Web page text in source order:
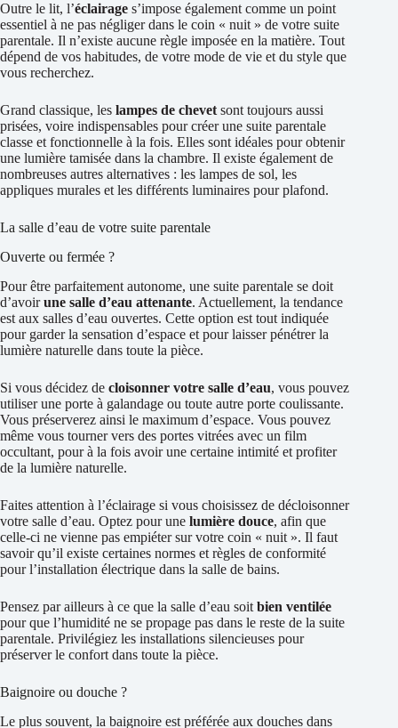
Outre le lit, l’éclairage s’impose également comme un point
essentiel à ne pas négliger dans le coin « nuit » de votre suite
parentale. Il n’existe aucune règle imposée en la matière. Tout
dépend de vos habitudes, de votre mode de vie et du style que
vous recherchez.
Grand classique, les lampes de chevet sont toujours aussi
prisées, voire indispensables pour créer une suite parentale
classe et fonctionnelle à la fois. Elles sont idéales pour obtenir
une lumière tamisée dans la chambre. Il existe également de
nombreuses autres alternatives : les lampes de sol, les
appliques murales et les différents luminaires pour plafond.
La salle d’eau de votre suite parentale
Ouverte ou fermée ?
Pour être parfaitement autonome, une suite parentale se doit
d’avoirune salle d’eau attenante. Actuellement, la tendance
est aux salles d’eau ouvertes. Cette option est tout indiquée
pour garder la sensation d’espace et pour laisser pénétrer la
lumière naturelle dans toute la pièce.
Si vous décidez de cloisonner votre salle d’eau, vous pouvez
utiliser une porte à galandage ou toute autre porte coulissante.
Vous préserverez ainsi le maximum d’espace. Vous pouvez
même vous tourner vers des portes vitrées avec un film
occultant, pour à la fois avoir une certaine intimité et profiter
de la lumière naturelle.
Faites attention à l’éclairage si vous choisissez de décloisonner
votre salle d’eau. Optez pour une lumière douce, afin que
celle-ci ne vienne pas empiéter sur votre coin « nuit ». Il faut
savoir qu’il existe certaines normes et règles de conformité
pour l’installation électrique dans la salle de bains.
Pensez par ailleurs à ce que la salle d’eau soit bien ventilée
pour que l’humidité ne se propage pas dans le reste de la suite
parentale. Privilégiez les installations silencieuses pour
préserver le confort dans toute la pièce.
Baignoire ou douche ?
Le plus souvent, la baignoire est préférée aux douches dans